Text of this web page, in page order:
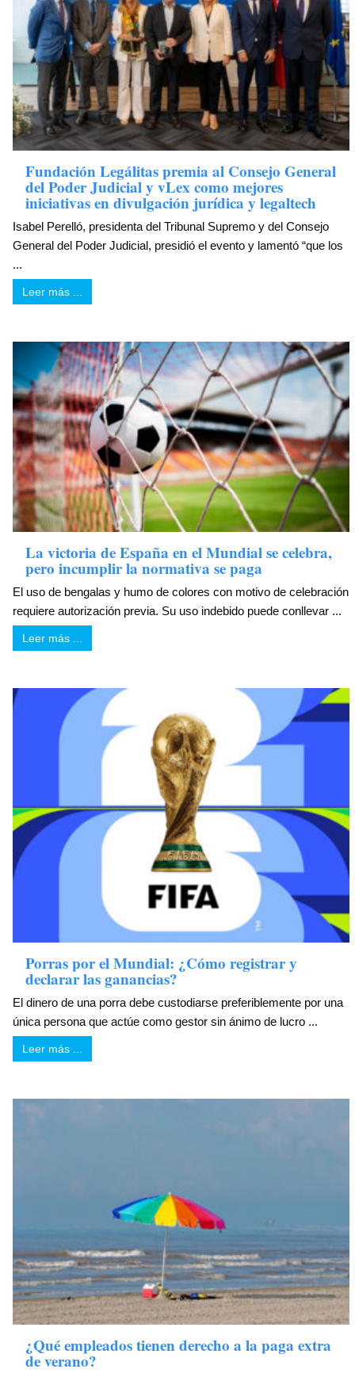
Fundación Legálitas premia al Consejo General
del Poder Judicial y vLex como mejores
iniciativas en divulgación jurídica y legaltech
Isabel Perelló, presidenta del Tribunal Supremo y del Consejo
General del Poder Judicial, presidió el evento y lamentó “que los
...
Leer más ...
La victoria de España en el Mundial se celebra,
pero incumplir la normativa se paga
El uso de bengalas y humo de colores con motivo de celebración
requiere autorización previa. Su uso indebido puede conllevar ...
Leer más ...
Porras por el Mundial: ¿Cómo registrar y
declarar las ganancias?
El dinero de una porra debe custodiarse preferiblemente por una
única persona que actúe como gestor sin ánimo de lucro ...
Leer más ...
¿Qué empleados tienen derecho a la paga extra
de verano?